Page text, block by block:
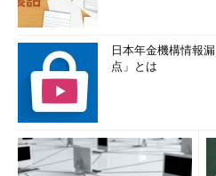
日本年金機構情報
点」とは